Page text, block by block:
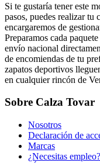
Si te gustaría tener este
pasos, puedes realizar tu
encargaremos de
Preparamos cada
envío nacional
de encomiendas de tu
zapatos deportivos
en cualquier rincón de
Sobre Calza Tovar
Nosotros
Declaración de
Marcas
¿Necesitas empleo?